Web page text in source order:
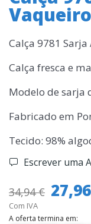
Vaqueiro
Calça 9781
Calça fresca e
Modelo de sarja
Fabricado em
Tecido: 98%
Escrever uma
34,94 €
Com IVA
A oferta termina em: